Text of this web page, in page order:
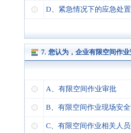
D、紧急情况下的应急处置
7. 您认为，企业有限空间作
A、有限空间作业审批
B、有限空间作业现场安
C、有限空间作业相关人